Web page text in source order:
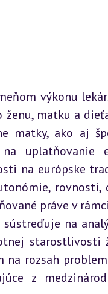
výkonu
matku a
matky, ako aj
uplatňovanie
na európske
práve v
sústreďuje na
na rozsah
z